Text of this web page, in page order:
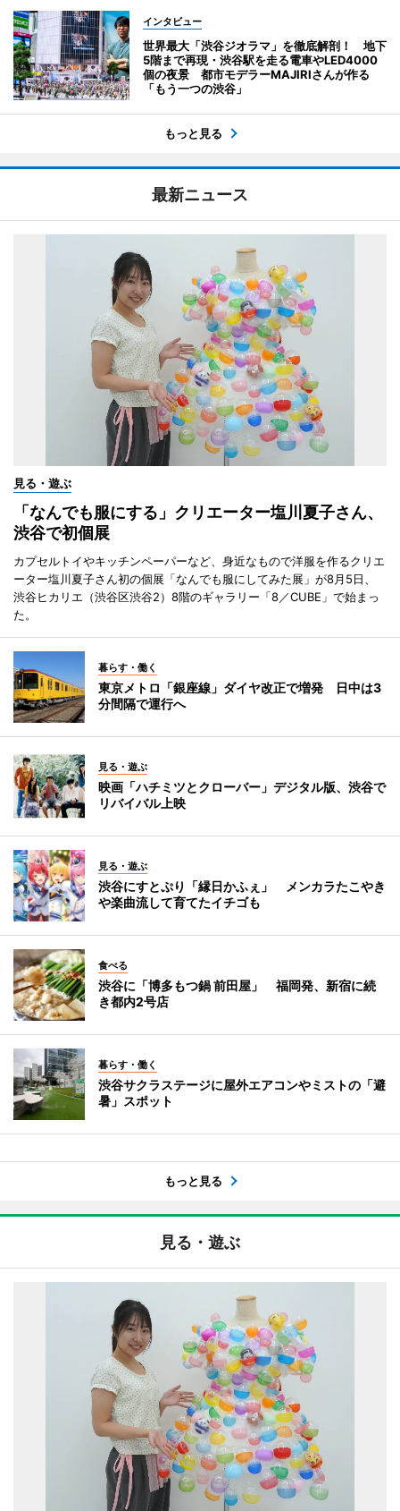
インタビュー
世界最大「渋谷ジオラマ」を徹底解剖！ 地下
5階まで再現・渋谷駅を走る電車やLED4000
個の夜景 都市モデラーMAJIRIさんが作る
「もう一つの渋谷」
もっと見る
最新ニュース
見る・遊ぶ
「なんでも服にする」クリエーター塩川夏子さん、
渋谷で初個展
カプセルトイやキッチンペーパーなど、身近なもので洋服を作るクリエ
ーター塩川夏子さん初の個展「なんでも服にしてみた展」が8月5日、
渋谷ヒカリエ（渋谷区渋谷2）8階のギャラリー「8／CUBE」で始まっ
た。
暮らす・働く
東京メトロ「銀座線」ダイヤ改正で増発 日中は3
分間隔で運行へ
見る・遊ぶ
映画「ハチミツとクローバー」デジタル版、渋谷で
リバイバル上映
見る・遊ぶ
渋谷にすとぷり「縁日かふぇ」 メンカラたこやき
や楽曲流して育てたイチゴも
食べる
渋谷に「博多もつ鍋 前田屋」 福岡発、新宿に続
き都内2号店
暮らす・働く
渋谷サクラステージに屋外エアコンやミストの「避
暑」スポット
もっと見る
見る・遊ぶ